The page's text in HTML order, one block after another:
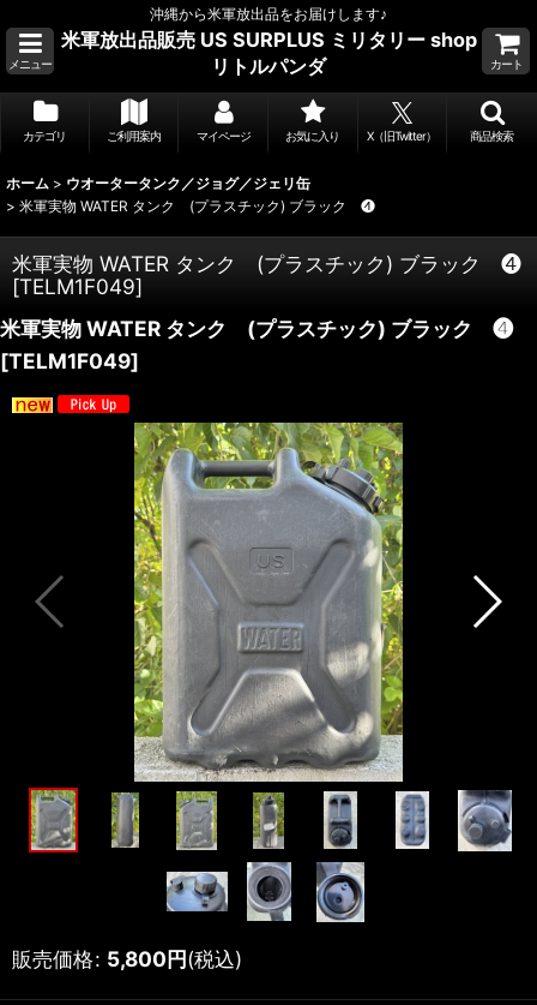
沖縄から米軍放出品をお届けします♪
メニュー
米軍放出品販売 US SURPLUS ミリタリー shop
リトルパンダ
カート
カテゴリ ご利用案内 マイページ お気に入り X（旧Twitter） 商品検索
ホーム > ウオータータンク／ジョグ／ジェリ缶
> 米軍実物 WATER タンク (プラスチック) ブラック ❹
米軍実物 WATER タンク (プラスチック) ブラック ❹
[TELM1F049]
米軍実物 WATER タンク (プラスチック) ブラック ❹
[TELM1F049]
販売価格: 5,800円(税込)